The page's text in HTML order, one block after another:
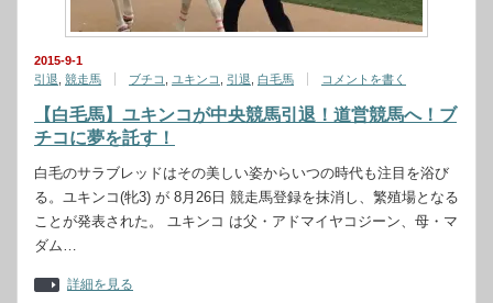
2015-9-1
引退 競走馬 ブチコ ユキンコ 引退 白毛馬 コメントを書く
【白毛馬】ユキンコが中央競馬引退！道営競馬へ！ブ
チコに夢を託す！
白毛のサラブレッドはその美しい姿からいつの時代も注目を浴び
る。ユキンコ(牝3) が 8月26日 競走馬登録を抹消し、繁殖場となる
ことが発表された。 ユキンコ は父・アドマイヤコジーン、母・マ
ダム…
詳細を見る